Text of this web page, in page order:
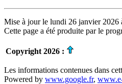
Mise à jour le lundi 26 janvier 2026
Cette page a été produite par le
Copyright 2026 :
Les informations contenues dans
Powered by www.google.fr,